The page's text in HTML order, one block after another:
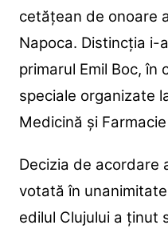
cetățean de onoare
Napoca. Distincția
primarul Emil Boc, în
speciale organizate
Medicină și
Decizia de acordare
votată în
edilul Clujului a ținut